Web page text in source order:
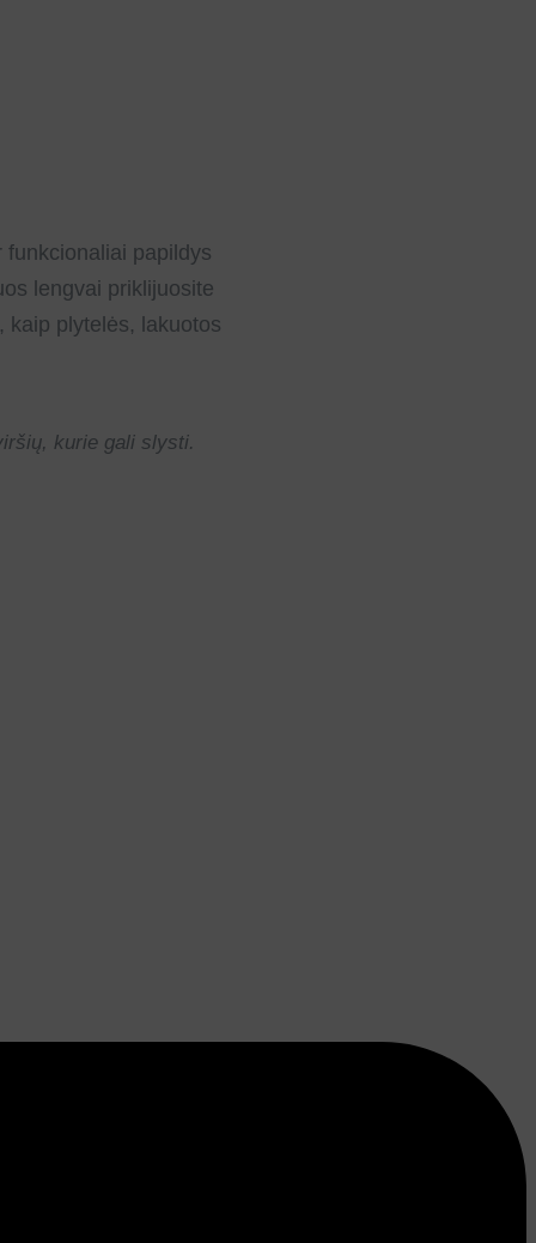
papildys
lengvai priklijuosite
kaip plytelės, lakuotos
kurie gali slysti.